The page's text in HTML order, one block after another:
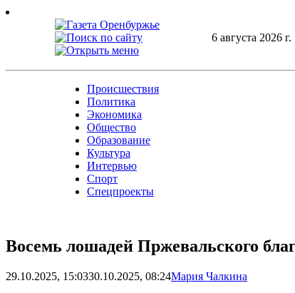
Skip
6 августа 2026 г.
Происшествия
Политика
Экономика
Общество
Образование
Культура
Интервью
Спорт
Спецпроекты
Восемь лошадей Пржевальского
29.10.2025, 15:0330.10.2025, 08:24Мария Чалкина